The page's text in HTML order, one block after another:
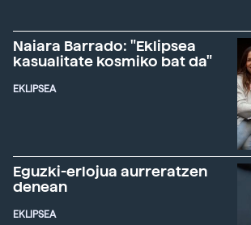
Naiara Barrado: "Eklipsea
kasualitate kosmiko bat da"
EKLIPSEA
Eguzki-erlojua aurreratzen
denean
EKLIPSEA